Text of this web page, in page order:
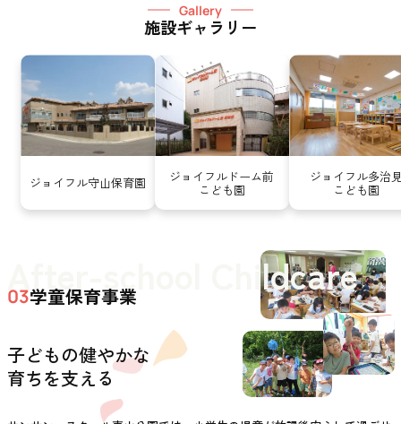
Gallery
施設ギャラリー
ジョイフル守山保育園 ジョイフルドーム前
こども園
ジョイフル多治
こども園
After-school Childcare
03学童保育事業
子どもの健やかな
育ちを支える